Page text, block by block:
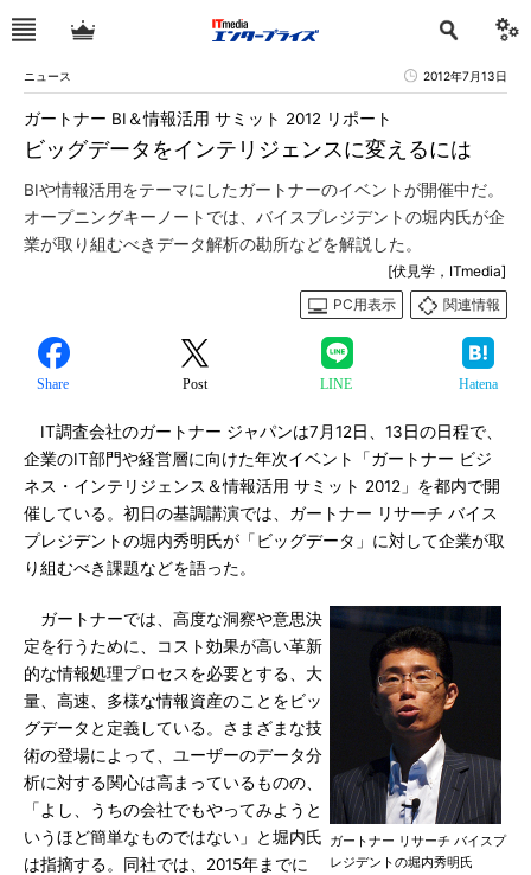
ニュース 2012年7月13日
ビッグデータをインテリジェンスに変えるには
ガートナー BI＆情報活用 サミット 2012 リポート
BIや情報活用をテーマにしたガートナーのイベントが開催中だ。
オープニングキーノートでは、バイスプレジデントの堀内氏が企
業が取り組むべきデータ解析の勘所などを解説した。
[伏見学，ITmedia]
PC用表示
関連情報
Share Post LINE Hatena
IT調査会社のガートナー ジャパンは7月12日、13日の日程で、
企業のIT部門や経営層に向けた年次イベント「ガートナー ビジ
ネス・インテリジェンス＆情報活用 サミット 2012」を都内で開
催している。初日の基調講演では、ガートナー リサーチ バイス
プレジデントの堀内秀明氏が「ビッグデータ」に対して企業が取
り組むべき課題などを語った。
ガートナー リサーチ バイスプ
レジデントの堀内秀明氏
ガートナーでは、高度な洞察や意思決
定を行うために、コスト効果が高い革新
的な情報処理プロセスを必要とする、大
量、高速、多様な情報資産のことをビッ
グデータと定義している。さまざまな技
術の登場によって、ユーザーのデータ分
析に対する関心は高まっているものの、
「よし、うちの会社でもやってみようと
いうほど簡単なものではない」と堀内氏
は指摘する。同社では、2015年までに